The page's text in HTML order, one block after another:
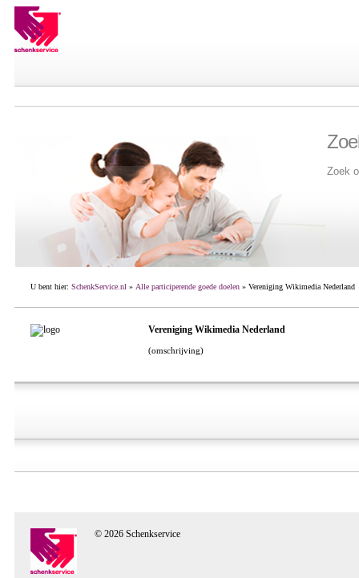
Zoek
U bent hier: SchenkService.nl » Alle participerende goede doelen» Vereniging Wikimedia Nederland
Vereniging Wikimedia Nederland
(omschrijving)
© 2026 Schenkservice